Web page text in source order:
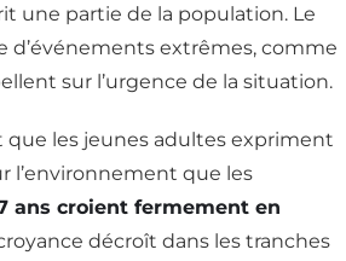
une partie de la population. Le
extrêmes, comme
sur l’urgence de la situation.
les jeunes adultes expriment
l’environnement que les
ans croient fermement en
décroît dans les tranches